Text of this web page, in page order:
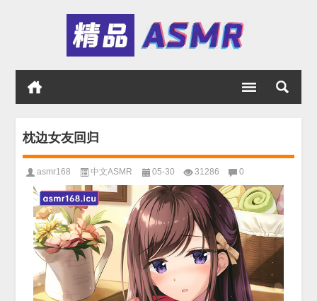
枕边女友回归
asmr168 中文ASMR 05-30 31286 0